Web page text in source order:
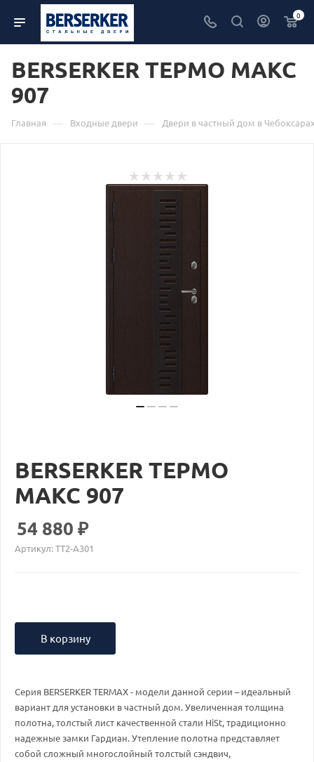
0
BERSERKER ТЕРМО МАКС
907
Главная — Входные двери — Двери в частный дом в
BERSERKER ТЕРМО
МАКС 907
54 880 ₽
Артикул:TT2-A301
В корзину
Серия BERSERKER TERMAX - модели данной серии – идеальный
вариант для установки в частный дом. Увеличенная толщина
полотна, толстый лист качественной стали HiSt, традиционно
надежные замки Гардиан. Утепление полотна представляет
собой сложный многослойный толстый сэндвич,